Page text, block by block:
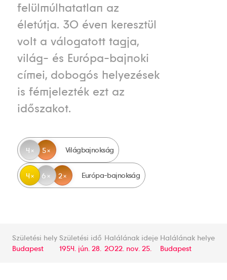
felülmúlhatatlan az
életútja. 30 éven keresztül
volt a válogatott tagja,
világ- és Európa-bajnoki
címei, dobogós helyezések
is fémjelezték ezt az
időszakot.
4 5 Világbajnokság
4 6 2 Európa-bajnokság
Születési hely
Budapest
Születési idő
1954. jún. 28.
Halálának ideje
2022. nov. 25.
Halálának helye
Budapest